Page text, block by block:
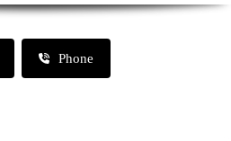
Phone